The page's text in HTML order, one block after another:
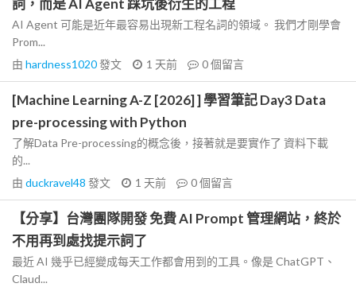
詞，而是 AI Agent 踩坑後衍生的工程
AI Agent 可能是近年最容易出現新工程名詞的領域。 我們才剛學會
Prom...
由 hardness1020發文 1 天前 0個留言
[Machine Learning A-Z [2026] ] 學習筆記 Day3 Data
pre-processing with Python
了解Data Pre-processing的概念後，接著就是要實作了 資料下載
的...
由 duckravel48 發文 1 天前 0個留言
【分享】台灣團隊開發 免費 AI Prompt 管理網站，終於
不用再到處找提示詞了
最近 AI 幾乎已經變成每天工作都會用到的工具。像是 ChatGPT、
Claud...